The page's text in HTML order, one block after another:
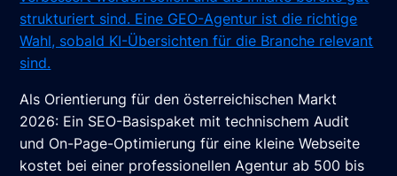
strukturiert sind. Eine GEO-Agentur ist die richtige
Wahl, sobald KI-Übersichten für die Branche relevant
sind.
Als Orientierung für den österreichischen Markt
2026: Ein SEO-Basispaket mit technischem Audit
und On-Page-Optimierung für eine kleine Webseite
kostet bei einer professionellen Agentur ab 500 bis